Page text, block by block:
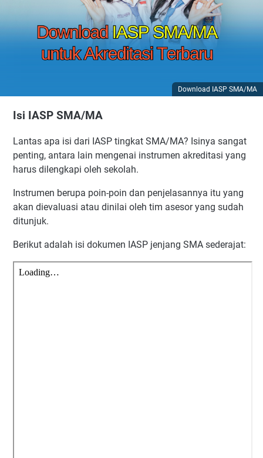
Download IASP SMA/MA
Isi IASP SMA/MA
Lantas apa isi dari IASP tingkat SMA/MA? Isinya sangat
penting, antara lain mengenai instrumen akreditasi yang
harus dilengkapi oleh sekolah.
Instrumen berupa poin-poin dan penjelasannya itu yang
akan dievaluasi atau dinilai oleh tim asesor yang sudah
ditunjuk.
Berikut adalah isi dokumen IASP jenjang SMA sederajat: